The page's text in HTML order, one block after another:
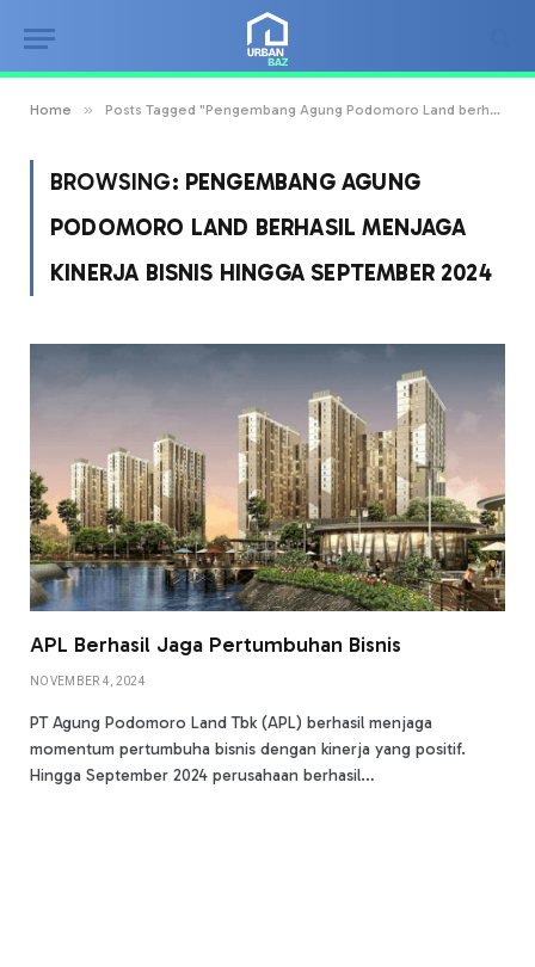
Home » Posts Tagged "Pengembang Agung Podomoro Land berhasil menjaga kinerja bisnis hingga September 2024"
BROWSING: PENGEMBANG AGUNG
PODOMORO LAND BERHASIL MENJAGA
KINERJA BISNIS HINGGA SEPTEMBER 2024
APL Berhasil Jaga Pertumbuhan Bisnis
NOVEMBER 4, 2024
PT Agung Podomoro Land Tbk (APL) berhasil menjaga
momentum pertumbuha bisnis dengan kinerja yang positif.
Hingga September 2024 perusahaan berhasil…